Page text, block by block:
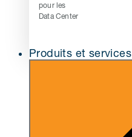
pour les
Data Center
Produits et services